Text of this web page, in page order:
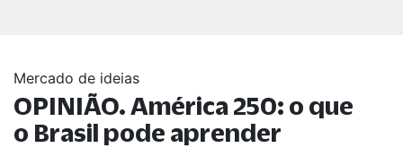
Mercado de ideias
OPINIÃO. América 250: o que
o Brasil pode aprender